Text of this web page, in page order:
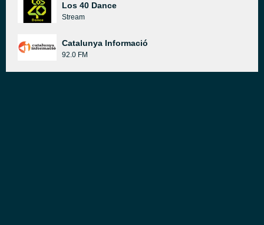
Los 40 Dance
Stream
Catalunya Informació
92.0 FM